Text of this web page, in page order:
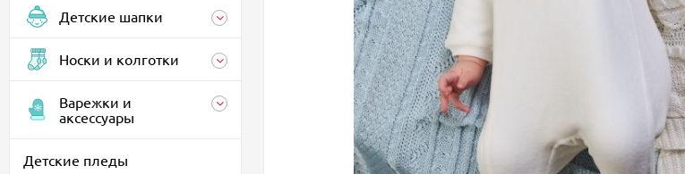
Детские шапки
Носки и колготки
Варежки и
аксессуары
Детские пледы